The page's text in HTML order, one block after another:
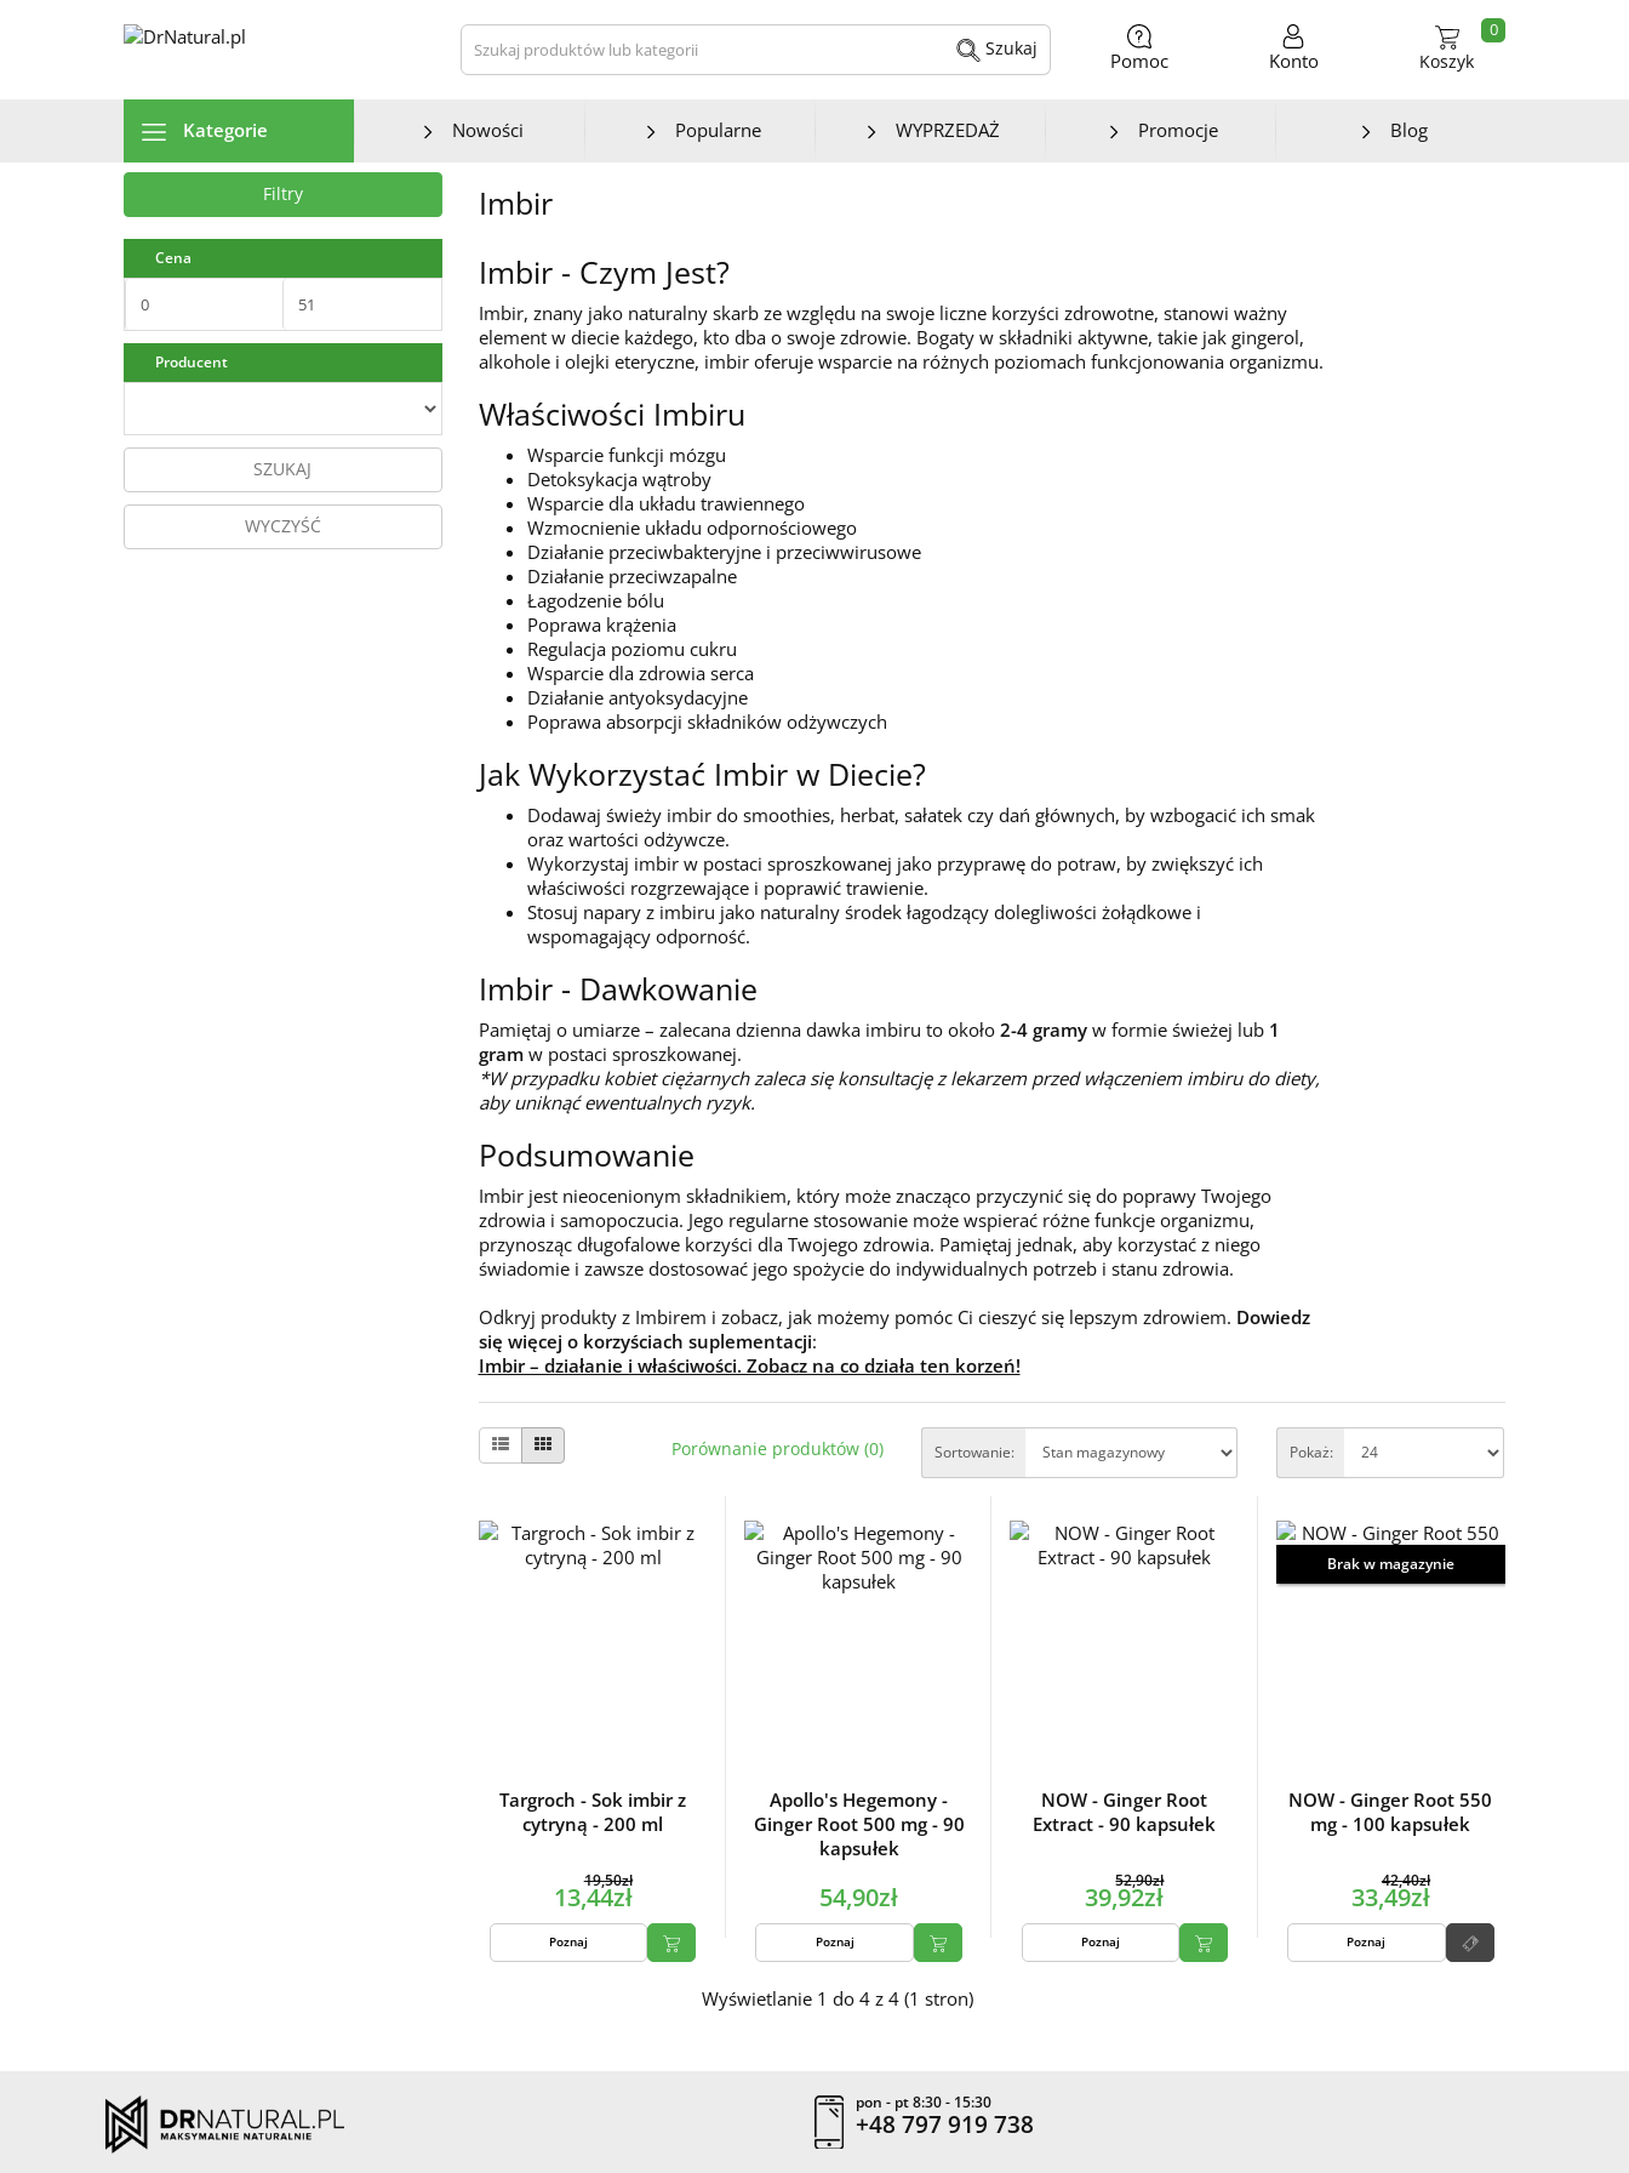
Szukaj produktów lub kategorii Szukaj
Pomoc Konto Koszyk
0
Kategorie Nowości Popularne WYPRZEDAŻ Promocje Blog
Filtry
Cena
Producent
SZUKAJ
WYCZYŚĆ
Imbir
Imbir - Czym Jest?
Imbir, znany jako naturalny skarb ze względu na swoje liczne korzyści zdrowotne, stanowi ważny
element w diecie każdego, kto dba o swoje zdrowie. Bogaty w składniki aktywne, takie jak gingerol,
alkohole i olejki eteryczne, imbir oferuje wsparcie na różnych poziomach funkcjonowania organizmu.
Właściwości Imbiru
Wsparcie funkcji mózgu
Detoksykacja wątroby
Wsparcie dla układu trawiennego
Wzmocnienie układu odpornościowego
Działanie przeciwbakteryjne i przeciwwirusowe
Działanie przeciwzapalne
Łagodzenie bólu
Poprawa krążenia
Regulacja poziomu cukru
Wsparcie dla zdrowia serca
Działanie antyoksydacyjne
Poprawa absorpcji składników odżywczych
Jak Wykorzystać Imbir w Diecie?
Dodawaj świeży imbir do smoothies, herbat, sałatek czy dań głównych, by wzbogacić ich smak
oraz wartości odżywcze.
Wykorzystaj imbir w postaci sproszkowanej jako przyprawę do potraw, by zwiększyć ich
właściwości rozgrzewające i poprawić trawienie.
Stosuj napary z imbiru jako naturalny środek łagodzący dolegliwości żołądkowe i
wspomagający odporność.
Imbir - Dawkowanie
Pamiętaj o umiarze – zalecana dzienna dawka imbiru to około 2-4 gramyw formie świeżej lub 1
gramw postaci sproszkowanej.
*W przypadku kobiet ciężarnych zaleca się konsultację z lekarzem przed włączeniem imbiru do diety,
aby uniknąć ewentualnych ryzyk.
Podsumowanie
Imbir jest nieocenionym składnikiem, który może znacząco przyczynić się do poprawy Twojego
zdrowia i samopoczucia. Jego regularne stosowanie może wspierać różne funkcje organizmu,
przynosząc długofalowe korzyści dla Twojego zdrowia. Pamiętaj jednak, aby korzystać z niego
świadomie i zawsze dostosować jego spożycie do indywidualnych potrzeb i stanu zdrowia.
Odkryj produkty z Imbirem i zobacz, jak możemy pomóc Ci cieszyć się lepszym zdrowiem. Dowiedz
się więcej o korzyściach suplementacji:
Imbir – działanie i właściwości. Zobacz na co działa ten korzeń!
Porównanie produktów (0) Sortowanie: Pokaż:
Targroch - Sok imbir z
cytryną - 200 ml
19,50zł
13,44zł
Poznaj
Apollo's Hegemony -
Ginger Root 500 mg - 90
kapsułek
54,90zł
Poznaj
NOW - Ginger Root
Extract - 90 kapsułek
52,90zł
39,92zł
Poznaj
Brak w magazynie
NOW - Ginger Root 550
mg - 100 kapsułek
42,40zł
33,49zł
Poznaj
Wyświetlanie 1 do 4 z 4 (1 stron)
pon - pt 8:30 - 15:30
+48 797 919 738